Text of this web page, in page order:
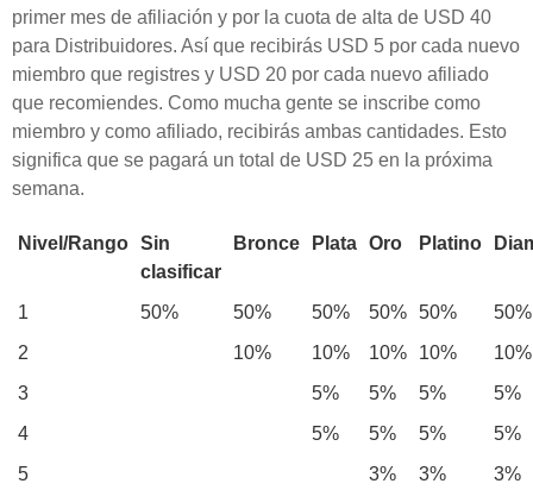
primer mes de afiliación y por la cuota de alta de USD 40
para Distribuidores. Así que recibirás USD 5 por cada nuevo
miembro que registres y USD 20 por cada nuevo afiliado
que recomiendes. Como mucha gente se inscribe como
miembro y como afiliado, recibirás ambas cantidades. Esto
significa que se pagará un total de USD 25 en la próxima
semana.
Nivel/Rango Sin
clasificar
Bronce Plata Oro Platino
1 50% 50% 50% 50% 50%
50%
2
10% 10% 10% 10%
10%
3
5% 5% 5%
5%
4
5% 5% 5%
5%
5
3% 3%
3%